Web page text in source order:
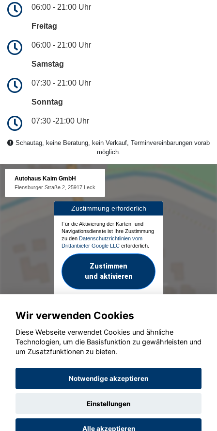
06:00 - 21:00 Uhr
Freitag
06:00 - 21:00 Uhr
Samstag
07:30 - 21:00 Uhr
Sonntag
07:30 -21:00 Uhr
Schautag, keine Beratung, kein Verkauf, Terminvereinbarungen vorab
möglich.
Autohaus Kaim GmbH
Flensburger Straße 2, 25917 Leck
Zustimmung erforderlich
Für die Aktivierung der Karten- und
Navigationsdienste ist Ihre Zustimmung
zu den Datenschutzrichtlinien vom
Drittanbieter Google LLC erforderlich.
Zustimmen
und aktivieren
© konjunkturmotor.de GmbH 2020 - 2026
Wir verwenden Cookies
Diese Webseite verwendet Cookies und ähnliche
Technologien, um die Basisfunktion zu gewährleisten und
um Zusatzfunktionen zu bieten.
Notwendige akzeptieren
Einstellungen
Alle akzeptieren